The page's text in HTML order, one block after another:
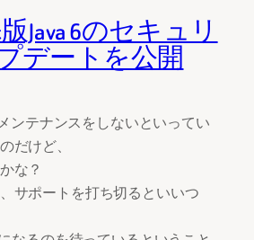
版Java 6のセキュリ
デートを公開
ンテナンスをしないといってい
だけど、
な？
サポートを打ち切るといいつ